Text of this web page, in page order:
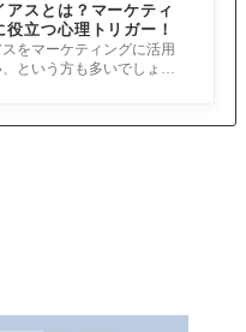
アスとは？マーケティ
立つ心理トリガー！
をマーケティングに活用
という方も多いでしょ